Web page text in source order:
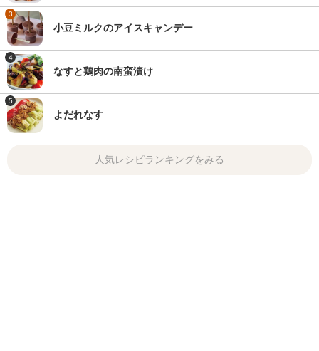
3
小豆ミルクのアイスキャンデー
4
なすと鶏肉の南蛮漬け
5
よだれなす
人気レシピランキングをみる